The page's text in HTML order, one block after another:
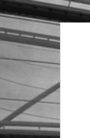
i
c
o
t
e
n